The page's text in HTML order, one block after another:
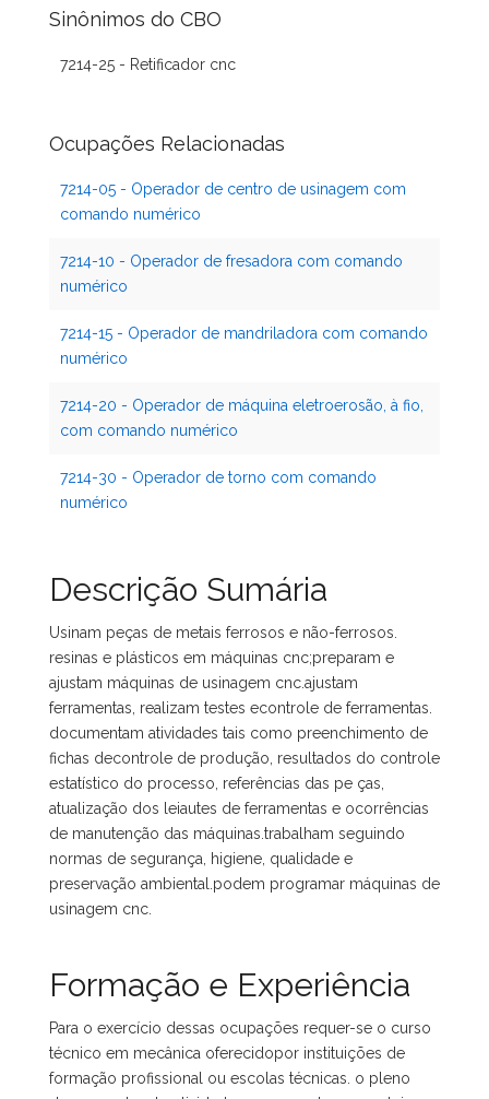
Sinônimos do CBO
7214-25 - Retificador cnc
Ocupações Relacionadas
7214-05 - Operador de centro de usinagem com
comando numérico
7214-10 - Operador de fresadora com comando
numérico
7214-15 - Operador de mandriladora com comando
numérico
7214-20 - Operador de máquina eletroerosão, à fio,
com comando numérico
7214-30 - Operador de torno com comando
numérico
Descrição Sumária
Usinam peças de metais ferrosos e não-ferrosos.
resinas e plásticos em máquinas cnc;preparam e
ajustam máquinas de usinagem cnc.ajustam
ferramentas, realizam testes econtrole de ferramentas.
documentam atividades tais como preenchimento de
fichas decontrole de produção, resultados do controle
estatístico do processo, referências das pe ças,
atualização dos leiautes de ferramentas e ocorrências
de manutenção das máquinas.trabalham seguindo
normas de segurança, higiene, qualidade e
preservação ambiental.podem programar máquinas de
usinagem cnc.
Formação e Experiência
Para o exercício dessas ocupações requer-se o curso
técnico em mecânica oferecidopor instituições de
formação profissional ou escolas técnicas. o pleno